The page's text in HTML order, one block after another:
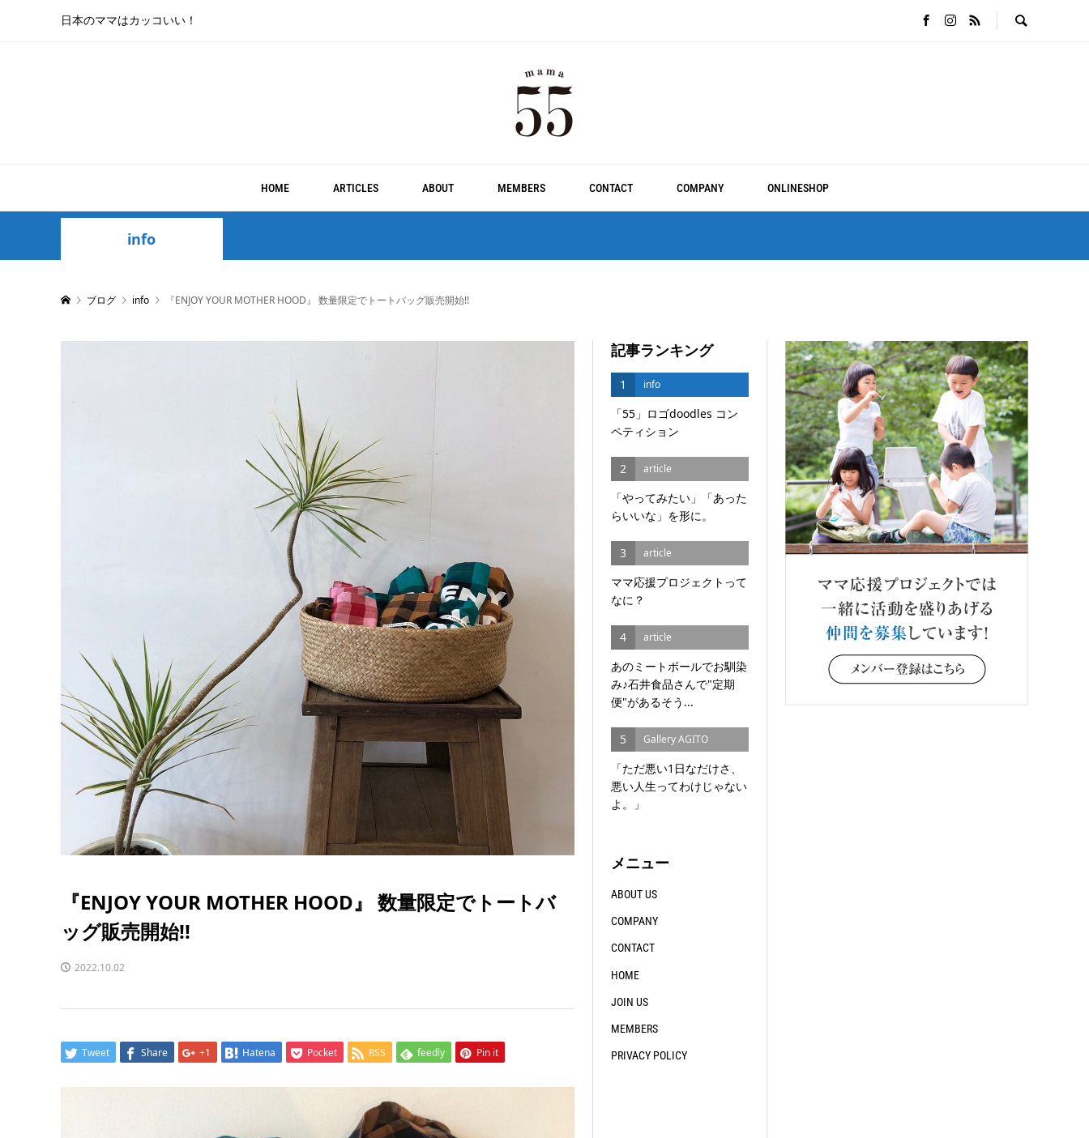
日本のママはカッコいい！
HOME ARTICLES ABOUT MEMBERS CONTACT COMPANY ONLINESHOP
info
ブログ info 『ENJOY YOUR MOTHER HOOD』 数量限定でトートバッグ販売開始!!
『ENJOY YOUR MOTHER HOOD』 数量限定でトートバ
ッグ販売開始!!
2022.10.02
Tweet Share +1 Hatena Pocket RSS feedly Pin it
記事ランキング
1 info
「55」ロゴdoodles コン
ペティション
2 article
「やってみたい」「あった
らいいな」を形に。
3 article
ママ応援プロジェクトって
なに？
4 article
あのミートボールでお馴染
み♪石井食品さんで"定期
便"があるそう...
5 Gallery AGITO
「ただ悪い1日なだけさ、
悪い人生ってわけじゃない
よ。」
メニュー
ABOUT US
COMPANY
CONTACT
HOME
JOIN US
MEMBERS
PRIVACY POLICY